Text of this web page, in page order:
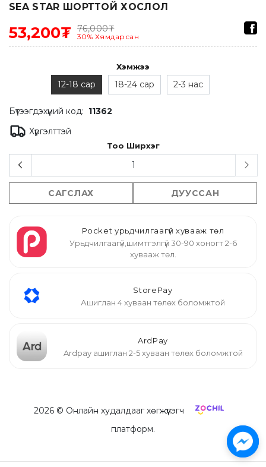
SEA STAR ШОРТТОЙ ХОСЛОЛ
53,200₮ 76,000₮
30% Хямдарсан
Хэмжээ
12-18 сар 18-24 сар 2-3 нас
Бүтээгдэхүүний код: 11362
Хүргэлттэй
Тоо Ширхэг
САГСЛАХ ДУУССАН
Pocket урьдчилгаагүй хувааж төл
Урьдчилгаагүй,шимтгэлгүй 30-90 хоногт 2-6
хувааж төл.
StorePay
Ашиглан 4 хуваан төлөх боломжтой
ArdPay
Ardpay ашиглан 2-5 хуваан төлөх боломжтой
2026© Онлайн худалдааг хөгжүүлэгч
платформ.